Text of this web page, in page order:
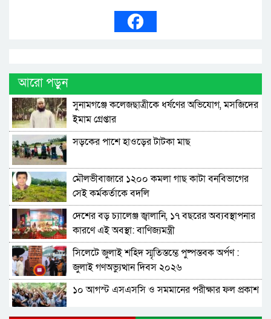
আরো পড়ুন
সুনামগঞ্জে কলেজছাত্রীকে ধর্ষণের অভিযোগ, মসজিদের
ইমাম গ্রেপ্তার
সড়কের পাশে হাওড়ের টাটকা মাছ
মৌলভীবাজারে ১২০০ কমলা গাছ কাটা বনবিভাগের
সেই কর্মকর্তাকে বদলি
দেশের বড় চ্যালেঞ্জ জ্বালানি, ১৭ বছরের অব্যবস্থাপনার
কারণে এই অবস্থা: বাণিজ্যমন্ত্রী
সিলেটে জুলাই শহিদ স্মৃতিস্তম্ভে পুষ্পস্তবক অর্পণ :
জুলাই গণঅভ্যুত্থান দিবস ২০২৬
১০ আগস্ট এসএসসি ও সমমানের পরীক্ষার ফল প্রকাশ